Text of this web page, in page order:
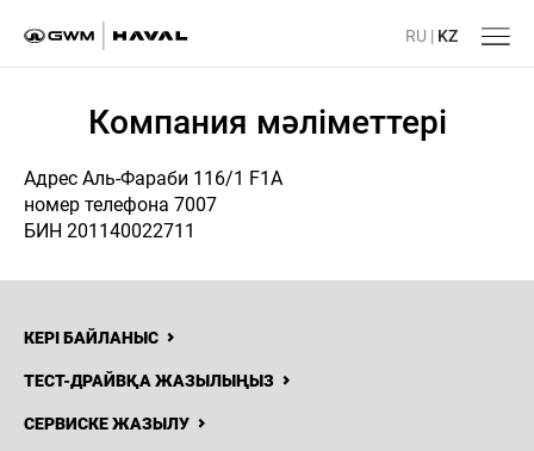
RU | KZ
Компания мәліметтері
Адрес Аль-Фараби 116/1 F1A
номер телефона 7007
БИН 201140022711
КЕРІ БАЙЛАНЫС
ТЕСТ-ДРАЙВҚА ЖАЗЫЛЫҢЫЗ
СЕРВИСКЕ ЖАЗЫЛУ